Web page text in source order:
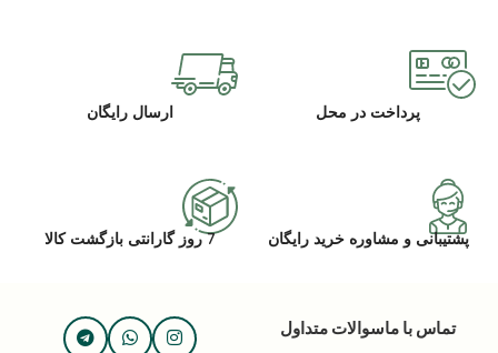
پرداخت در محل ارسال رایگان
پشتیبانی و مشاوره خرید رایگان 7 روز گارانتی بازگشت کالا
تماس با ماسوالات متداول